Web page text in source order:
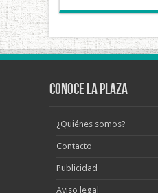
Conoce La Plaza
¿Quiénes somos?
Contacto
Publicidad
Aviso legal